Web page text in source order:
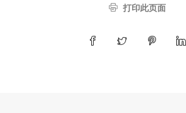
打印此页面